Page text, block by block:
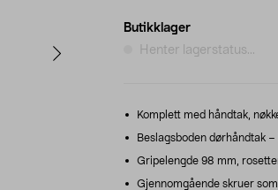
Butikklager
Henter lagerstatus...
Komplett med håndtak,
Beslagsboden dørhåndtak
Gripelengde 98 mm,
Gjennomgående skruer